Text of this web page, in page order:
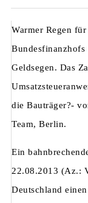
Warmer Regen
Bundesfinanzhofs
Geldsegen. Das
die Bauträger?-
Team, Berlin.
Ein
22.08.2013 (Az.:
Deutschland